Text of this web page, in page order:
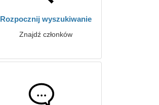
Rozpocznij wyszukiwanie
Znajdź członków